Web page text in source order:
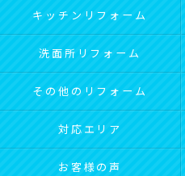
キッチンリフォーム
洗面所リフォーム
その他のリフォーム
対応エリア
お客様の声